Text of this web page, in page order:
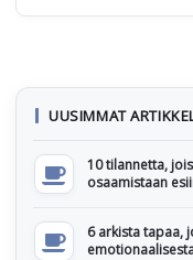
UUSIMMAT
10 tilannetta,
osaamistaan
6 arkista tapaa,